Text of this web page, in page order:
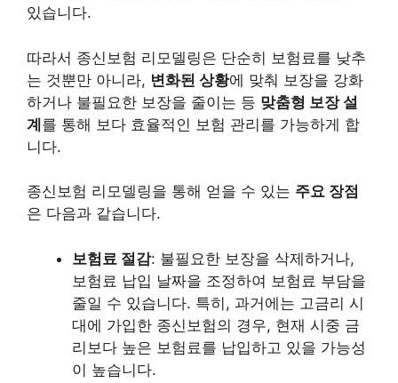
있습니다.
따라서 종신보험 리모델링은 단순히 보험료를 낮추
는 것뿐만 아니라, 변화된 상황에 맞춰 보장을 강화
하거나 불필요한 보장을 줄이는 등 맞춤형 보장 설
계를 통해 보다 효율적인 보험 관리를 가능하게 합
니다.
종신보험 리모델링을 통해 얻을 수 있는 주요 장점
은 다음과 같습니다.
보험료 절감: 불필요한 보장을 삭제하거나,
보험료 납입 날짜을 조정하여 보험료 부담을
줄일 수 있습니다. 특히, 과거에는 고금리 시
대에 가입한 종신보험의 경우, 현재 시중 금
리보다 높은 보험료를 납입하고 있을 가능성
이 높습니다.